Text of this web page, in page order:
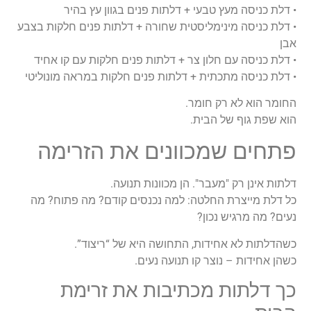
• דלת כניסה מעץ טבעי + דלתות פנים בגוון עץ בהיר
• דלת כניסה מינימליסטית שחורה + דלתות פנים חלקות בצבע
אבן
• דלת כניסה עם חלון צר + דלתות פנים חלקות עם קו אחיד
• דלת כניסה מתכתית + דלתות פנים חלקות במראה מונוליטי
החומר הוא לא רק חומר.
הוא שפת גוף של הבית.
פתחים שמכוונים את הזרימה
דלתות אינן רק "מעבר". הן מכוונות תנועה.
כל דלת מייצרת החלטה: למה נכנסים קודם? מה פתוח? מה
נעים? מה מרגיש נכון?
כשהדלתות לא אחידות, התחושה היא של “ריצוד”.
כשהן אחידות – נוצר קו תנועה נעים.
כך דלתות מכתיבות את זרימת